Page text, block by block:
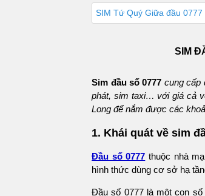
SIM Tứ Quý Giữa đầu 0777
SIM
Sim đầu số 0777 cung cấp
phát, sim taxi… với giá cả
Long để nắm được các
1. Khái quát về sim
Đầu số 0777 thuộc nhà
hình thức dùng cơ sở hạ
Đầu số 0777 là một con